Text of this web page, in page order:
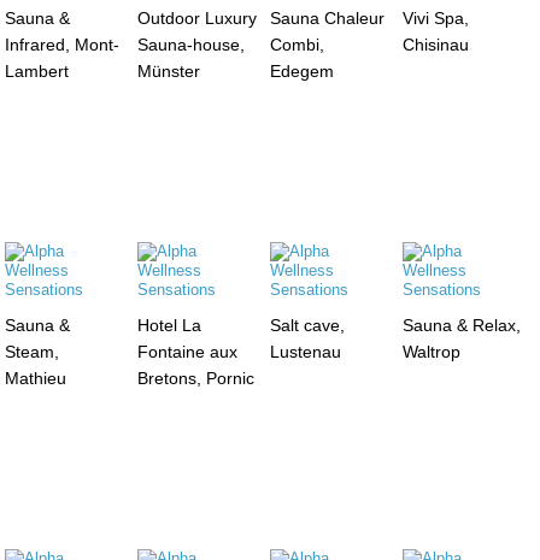
Sauna &
Infrared, Mont-
Lambert
Outdoor Luxury
Sauna-house,
Münster
Sauna Chaleur
Combi,
Edegem
Vivi Spa,
Chisinau
Sauna &
Steam,
Mathieu
Hotel La
Fontaine aux
Bretons, Pornic
Salt cave,
Lustenau
Sauna & Relax,
Waltrop